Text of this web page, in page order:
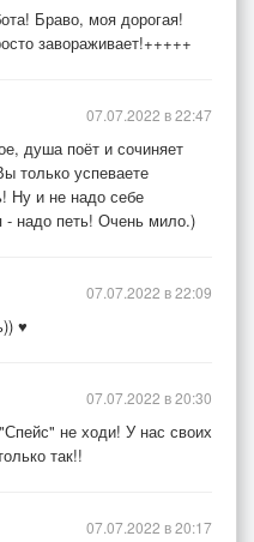
Браво, моя дорогая!
завораживает!+++++
душа поёт и сочиняет
только успеваете
Ну и не надо себе
- надо петь! Очень мило.)
07.07.2022 в 22:47
♥
07.07.2022 в 22:09
не ходи! У нас своих
так!!
07.07.2022 в 20:30
07.07.2022 в 20:17